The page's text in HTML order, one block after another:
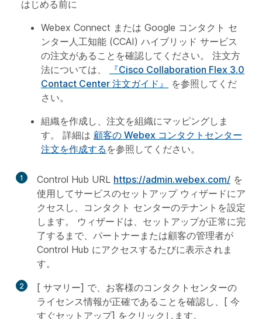
はじめる前に
Webex Connect または Google コンタクト セ
ンター人工知能 (CCAI) ハイブリッド サービス
の注文があることを確認してください。 注文方
法については、
『Cisco Collaboration Flex 3.0
Contact Center 注文ガイド』
を参照してくだ
さい。
組織を作成し、注文を組織にマッピングしま
す。 詳細は 顧客の Webex コンタクトセンター
注文を作成する を参照してください。
1 Control Hub URL https://admin.webex.com/ を
使用してサービスのセットアップ ウィザードにア
クセスし、コンタクト センターのテナントを設定
します。 ウィザードは、セットアップが正常に完
了するまで、パートナーまたは顧客の管理者が
Control Hub にアクセスするたびに表示されま
す。
2 [ サマリー] で、お客様のコンタクトセンターの
ライセンス情報が正確であることを確認し、[ 今
すぐセットアップ] をクリックします。